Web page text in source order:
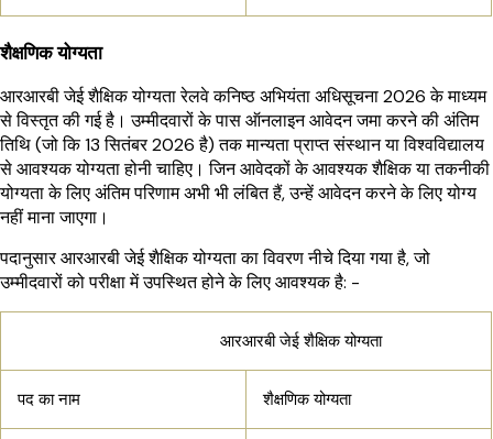
शैक्षणिक योग्यता
आरआरबी जेई शैक्षिक योग्यता रेलवे कनिष्ठ अभियंता अधिसूचना 2026 के माध्यम
से विस्तृत की गई है। उम्मीदवारों के पास ऑनलाइन आवेदन जमा करने की अंतिम
तिथि (जो कि 13 सितंबर 2026 है) तक मान्यता प्राप्त संस्थान या विश्वविद्यालय
से आवश्यक योग्यता होनी चाहिए। जिन आवेदकों के आवश्यक शैक्षिक या तकनीकी
योग्यता के लिए अंतिम परिणाम अभी भी लंबित हैं, उन्हें आवेदन करने के लिए योग्य
नहीं माना जाएगा।
पदानुसार आरआरबी जेई शैक्षिक योग्यता का विवरण नीचे दिया गया है, जो
उम्मीदवारों को परीक्षा में उपस्थित होने के लिए आवश्यक है: -
आरआरबी जेई शैक्षिक योग्यता
पद का नाम शैक्षणिक योग्यता